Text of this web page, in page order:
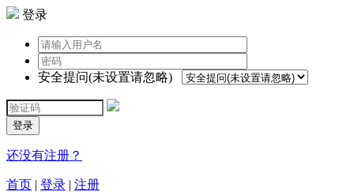
登录
安全提问(未设置请忽略)
登录
还没有注册？
首页 | 登录 | 注册